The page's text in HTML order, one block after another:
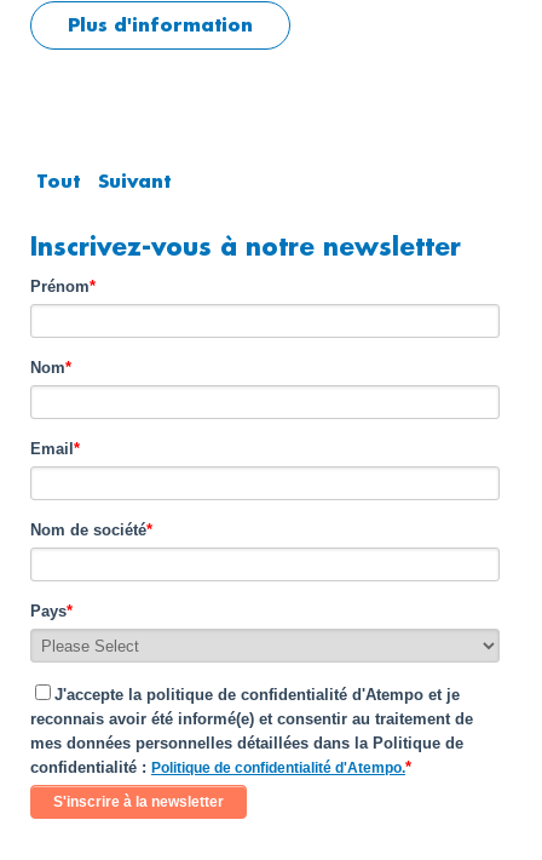
Plus d'information
Tout Suivant
Inscrivez-vous à notre newsletter
Prénom*
Nom*
Email *
Nom de société*
Pays*
J'accepte la politique de confidentialité d'Atempo et je
reconnais avoir été informé(e) et consentir au traitement de
mes données personnelles détaillées dans la Politique de
confidentialité : Politique de confidentialité d'Atempo.*